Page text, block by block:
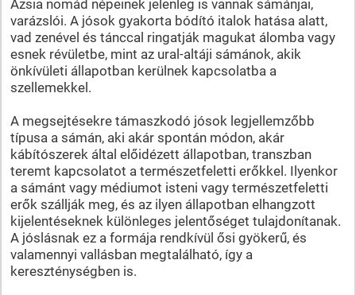
Ázsia nomád népeinek jelenleg is vannak sámánjai,
varázslói. A jósok gyakorta bódító italok hatása alatt,
vad zenével és tánccal ringatják magukat álomba vagy
esnek révületbe, mint az ural-altáji sámánok, akik
önkívületi állapotban kerülnek kapcsolatba a
szellemekkel.
A megsejtésekre támaszkodó jósok legjellemzőbb
típusa a sámán, aki akár spontán módon, akár
kábítószerek által előidézett állapotban, transzban
teremt kapcsolatot a természetfeletti erőkkel. Ilyenkor
a sámánt vagy médiumot isteni vagy természetfeletti
erők szállják meg, és az ilyen állapotban elhangzott
kijelentéseknek különleges jelentőséget tulajdonítanak.
A jóslásnak ez a formája rendkívül ősi gyökerű, és
valamennyi vallásban megtalálható, így a
kereszténységben is.